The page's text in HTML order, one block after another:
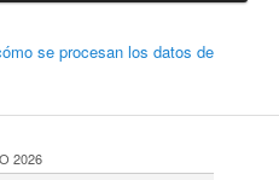
se procesan los datos de
2026